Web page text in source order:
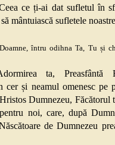
ce ți-ai dat sufletul în
mântuiască sufletele
Doamne, întru odihna Ta, Tu și
ta, Preasfântă
și neamul omenesc pe
Dumnezeu, Făcătorul
noi, care, după
de Dumnezeu